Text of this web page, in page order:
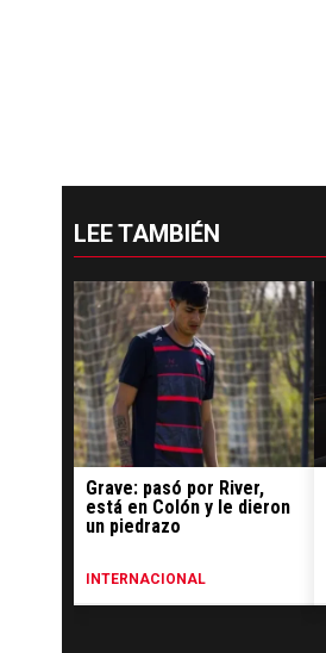
LEE TAMBIÉN
Grave: pasó por River,
está en Colón y le dieron
un piedrazo
INTERNACIONAL